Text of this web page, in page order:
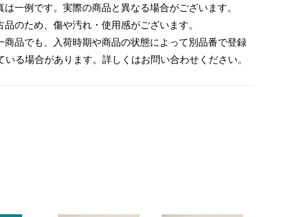
は一例です。実際の商品と異なる場合がございます。
品のため、傷や汚れ・使用感がございます。
商品でも、入荷時期や商品の状態によって別品番で登録
いる場合があります。詳しくはお問い合わせください。